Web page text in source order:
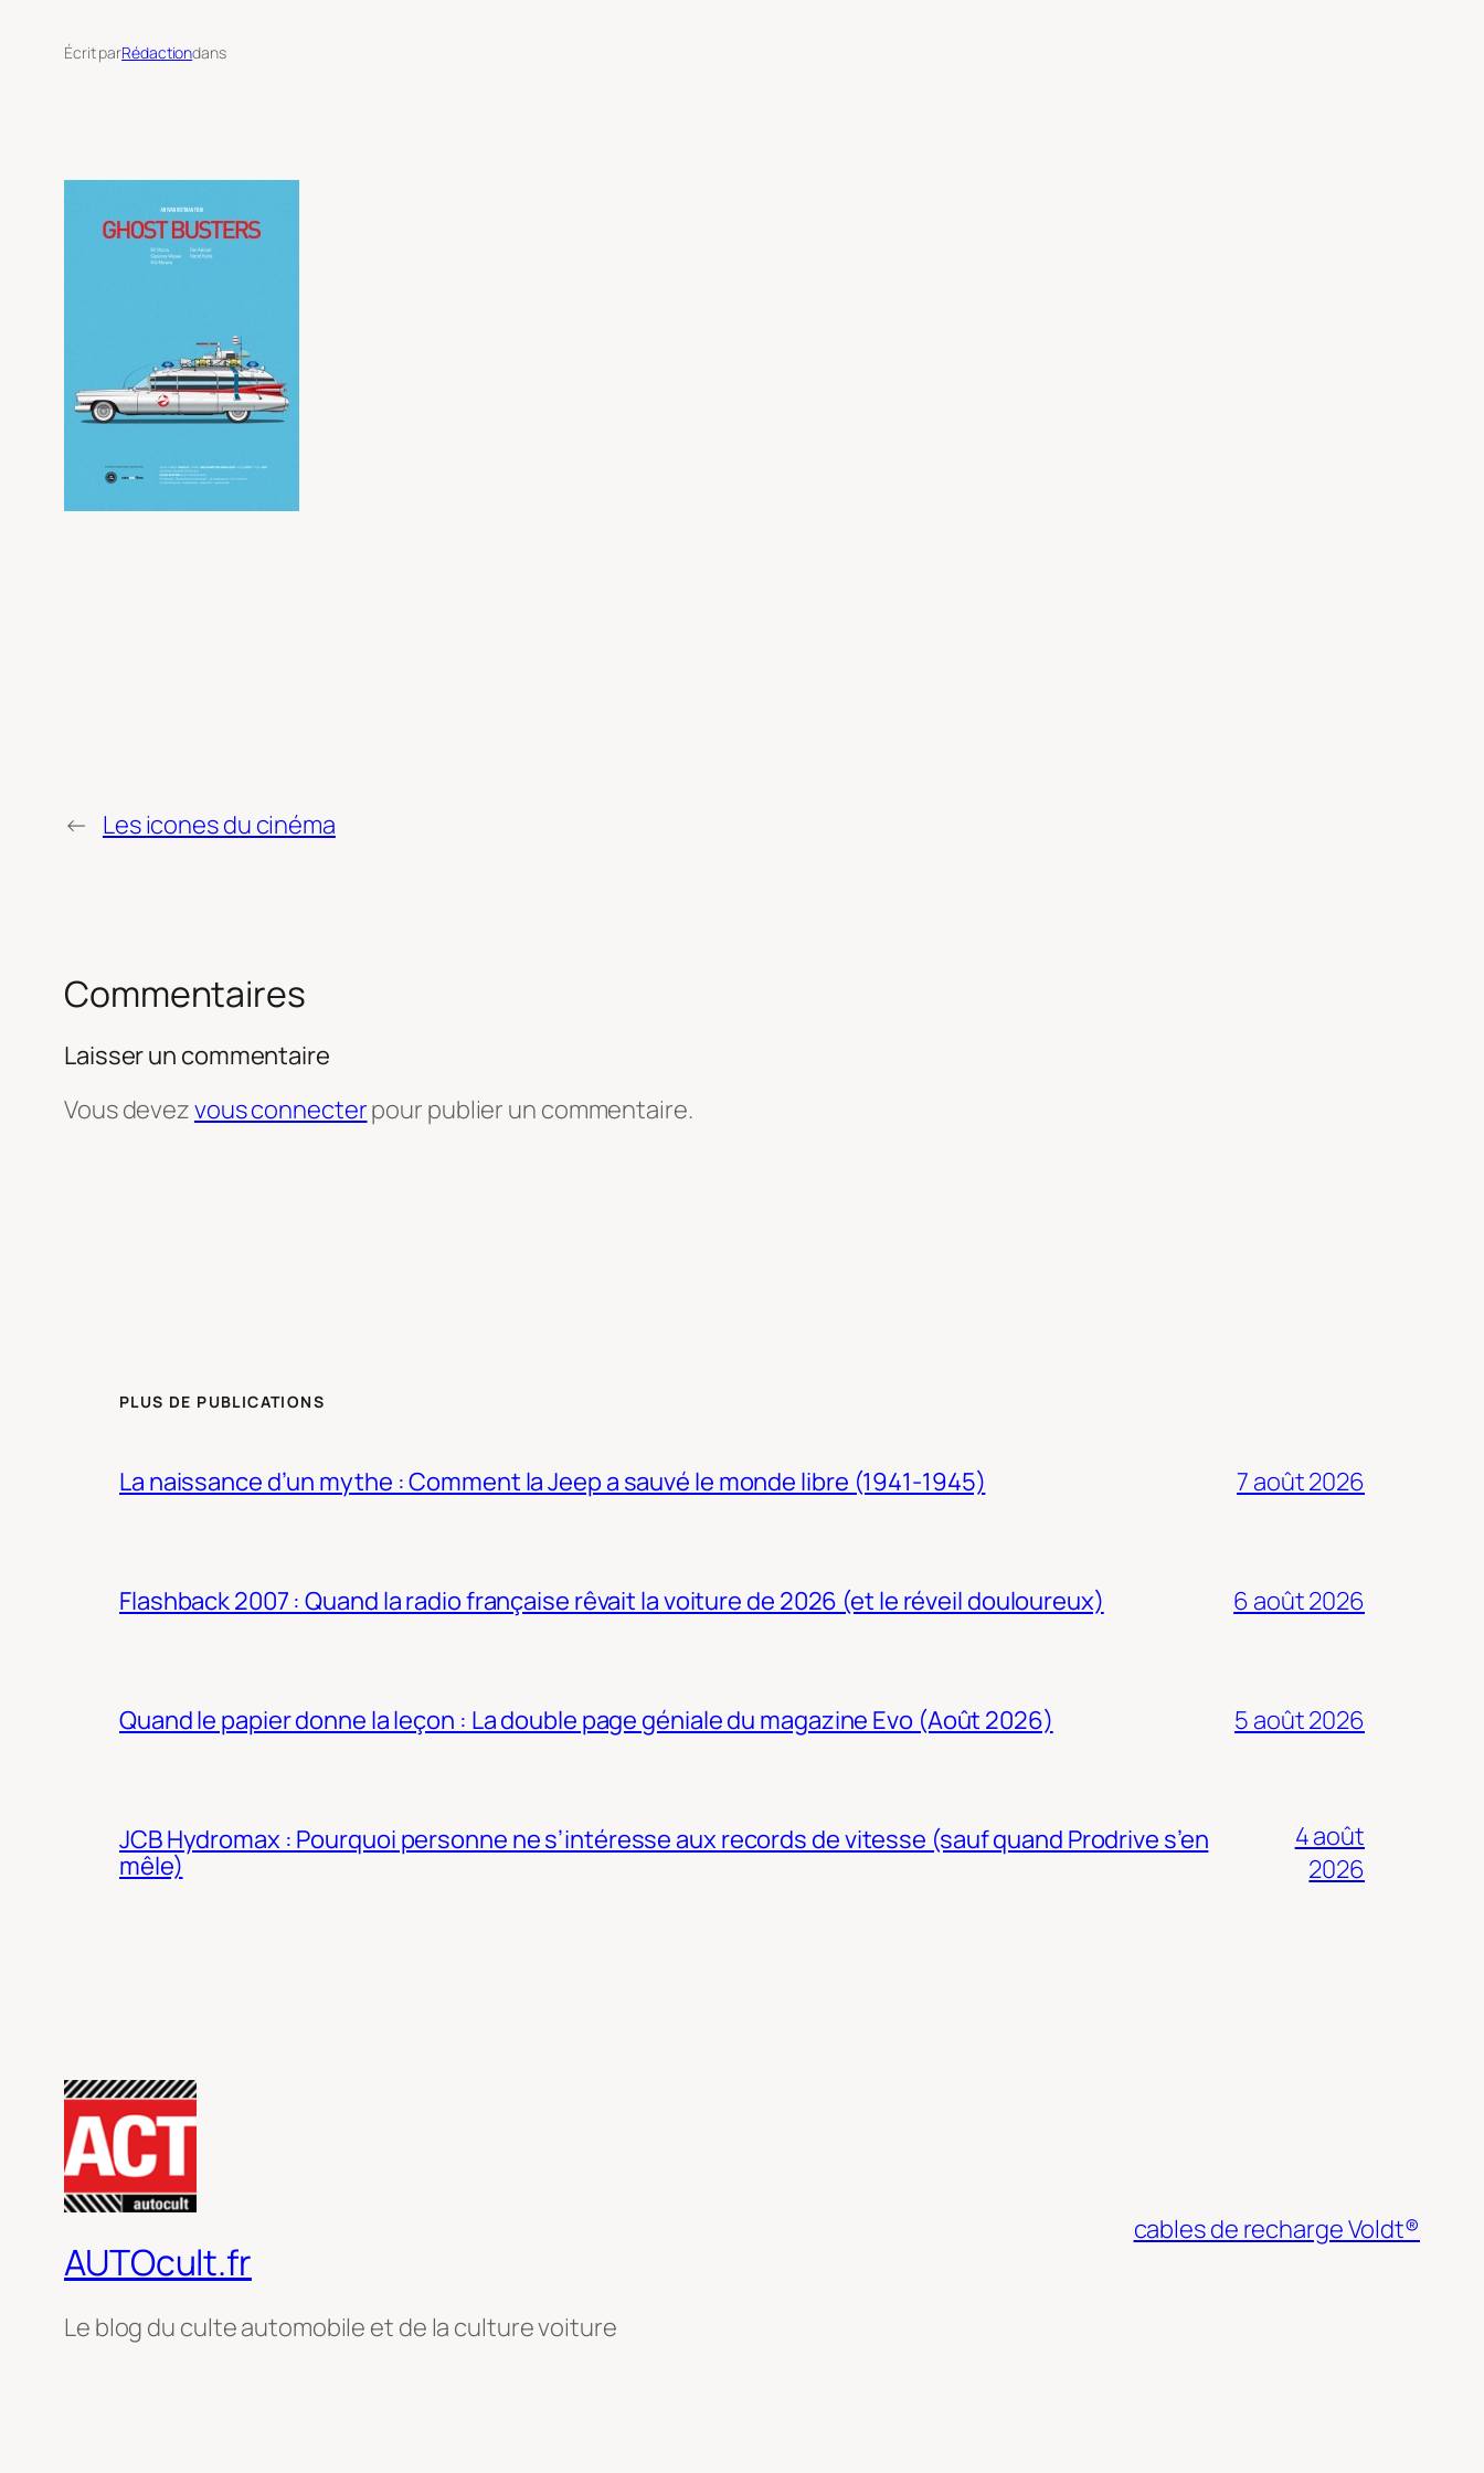
Écrit parRédactiondans
← Les icones du cinéma
Commentaires
Laisser un commentaire
Vous devezvous connecterpour publier un commentaire.
PLUS DE PUBLICATIONS
La naissance d’un mythe : Comment la Jeep a sauvé le monde libre (1941-1945) 7 août 2026
Flashback 2007 : Quand la radio française rêvait la voiture de 2026 (et le réveil douloureux) 6 août 2026
Quand le papier donne la leçon : La double page géniale du magazine Evo (Août 2026) 5 août 2026
JCB Hydromax : Pourquoi personne ne s’intéresse aux records de vitesse (sauf quand Prodrive s’en
mêle)
4 août
2026
AUTOcult.fr
Le blog du culte automobile et de la culture voiture
cables de recharge Voldt®